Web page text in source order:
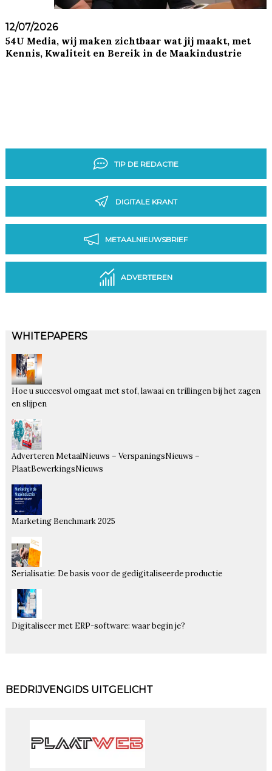
12/07/2026
54U Media, wij maken zichtbaar wat jij maakt, met
Kennis, Kwaliteit en Bereik in de Maakindustrie
TIP DE REDACTIE
DIGITALE KRANT
METAALNIEUWSBRIEF
ADVERTEREN
WHITEPAPERS
Hoe u succesvol omgaat met stof, lawaai en trillingen bij het zagen
en slijpen
Adverteren MetaalNieuws – VerspaningsNieuws –
PlaatBewerkingsNieuws
Marketing Benchmark 2025
Serialisatie: De basis voor de gedigitaliseerde productie
Digitaliseer met ERP-software: waar begin je?
BEDRIJVENGIDS UITGELICHT